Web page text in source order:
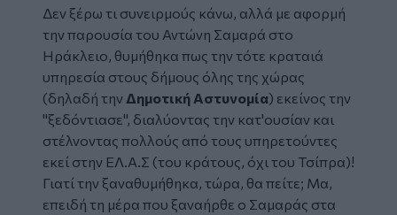
Δεν ξέρω τι συνειρμούς κάνω, αλλά με αφορμή
την παρουσία του Αντώνη Σαμαρά στο
Ηράκλειο, θυμήθηκα πως την τότε κραταιά
υπηρεσία στους δήμους όλης της χώρας
(δηλαδή την Δημοτική Αστυνομία) εκείνος την
"ξεδόντιασε", διαλύοντας την κατ'ουσίαν και
στέλνοντας πολλούς από τους υπηρετούντες
εκεί στην ΕΛ.Α.Σ (του κράτους, όχι του Τσίπρα)!
Γιατί την ξαναθυμήθηκα, τώρα, θα πείτε; Μα,
επειδή τη μέρα που ξαναήρθε ο Σαμαράς στα